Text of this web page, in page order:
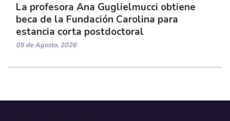
La profesora Ana Guglielmucci obtiene
beca de la Fundación Carolina para
estancia corta postdoctoral
05 de Agosto, 2026